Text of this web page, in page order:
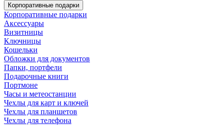
Корпоративные подарки
Корпоративные подарки
Аксессуары
Визитницы
Ключницы
Кошельки
Обложки для документов
Папки, портфели
Подарочные книги
Портмоне
Часы и метеостанции
Чехлы для карт и ключей
Чехлы для планшетов
Чехлы для телефона